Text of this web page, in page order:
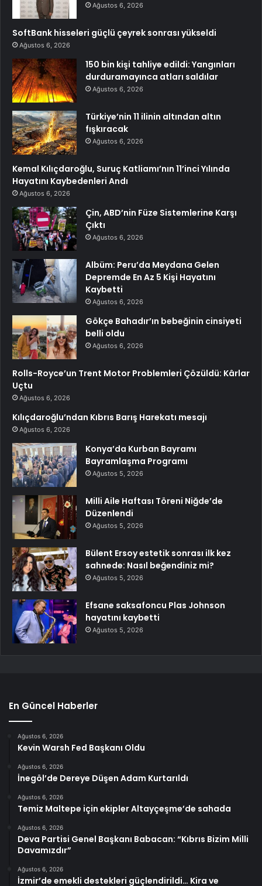
Ağustos 6, 2026
SoftBank hisseleri güçlü çeyrek sonrası yükseldi
Ağustos 6, 2026
150 bin kişi tahliye edildi: Yangınları
durduramayınca atları saldılar
Ağustos 6, 2026
Türkiye’nin 11 ilinin altından altın
fışkıracak
Ağustos 6, 2026
Kemal Kılıçdaroğlu, Suruç Katliamı’nın 11’inci Yılında
Hayatını Kaybedenleri Andı
Ağustos 6, 2026
Çin, ABD’nin Füze Sistemlerine Karşı
Çıktı
Ağustos 6, 2026
Albüm: Peru’da Meydana Gelen
Depremde En Az 5 Kişi Hayatını
Kaybetti
Ağustos 6, 2026
Gökçe Bahadır’ın bebeğinin cinsiyeti
belli oldu
Ağustos 6, 2026
Rolls-Royce’un Trent Motor Problemleri Çözüldü: Kârlar
Uçtu
Ağustos 6, 2026
Kılıçdaroğlu’ndan Kıbrıs Barış Harekatı mesajı
Ağustos 6, 2026
Konya’da Kurban Bayramı
Bayramlaşma Programı
Ağustos 5, 2026
Milli Aile Haftası Töreni Niğde’de
Düzenlendi
Ağustos 5, 2026
Bülent Ersoy estetik sonrası ilk kez
sahnede: Nasıl beğendiniz mi?
Ağustos 5, 2026
Efsane saksafoncu Plas Johnson
hayatını kaybetti
Ağustos 5, 2026
En Güncel Haberler
Ağustos 6, 2026
Kevin Warsh Fed Başkanı Oldu
Ağustos 6, 2026
İnegöl’de Dereye Düşen Adam Kurtarıldı
Ağustos 6, 2026
Temiz Maltepe için ekipler Altayçeşme’de sahada
Ağustos 6, 2026
Deva Partisi Genel Başkanı Babacan: “Kıbrıs Bizim Milli
Davamızdır”
Ağustos 6, 2026
İzmir’de emekli destekleri güçlendirildi… Kira ve